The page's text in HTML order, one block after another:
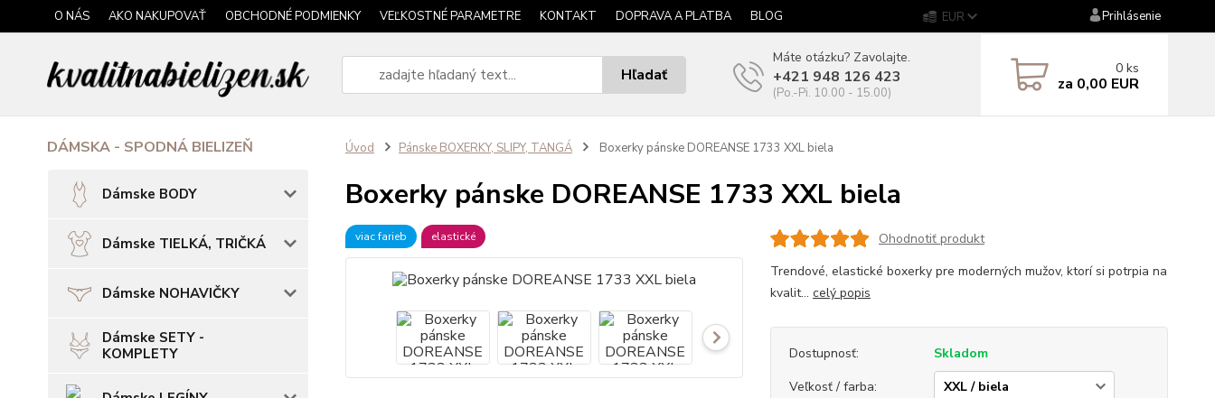
O NÁS AKO NAKUPOVAŤ OBCHODNÉ PODMIENKY VEĽKOSTNÉ PARAMETRE KONTAKT DOPRAVA A PLATBA BLOG EUR Prihlásenie
Hľadať
Máte otázku? Zavolajte.
+421 948 126 423
(Po.-Pi. 10.00 - 15.00)
0 ks
za 0,00 EUR
DÁMSKA - SPODNÁ BIELIZEŇ
Dámske BODY
Dámske TIELKÁ, TRIČKÁ
Dámske NOHAVIČKY
Dámske SETY -
KOMPLETY
Úvod Pánske BOXERKY, SLIPY, TANGÁ Boxerky pánske DOREANSE 1733 XXL biela
Boxerky pánske DOREANSE 1733 XXL biela
viac farieb elastické
Ohodnotiť produkt
Trendové, elastické boxerky pre moderných mužov, ktorí si potrpia na
kvalit... celý popis
Dostupnosť:
Skladom
Veľkosť / farba: